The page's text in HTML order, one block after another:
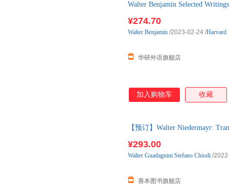
Walter Benjamin Selected
¥274.70
华研外语旗舰店
Walter Benjamin /2023-02-24 /Harvard
加入购物车 收藏
【预订】Walter Niedermayr:
¥293.00
善本图书旗舰店
Walter Guadagnini Stefano Chiodi /